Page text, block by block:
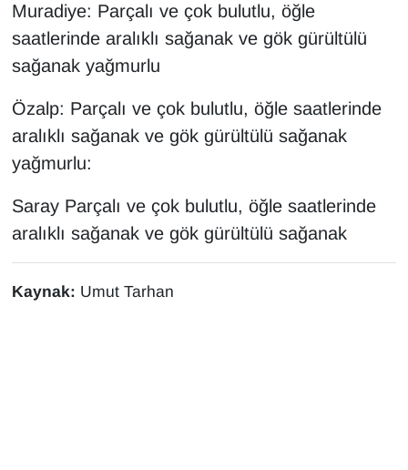
Muradiye: Parçalı ve çok bulutlu, öğle
saatlerinde aralıklı sağanak ve gök gürültülü
sağanak yağmurlu
Özalp: Parçalı ve çok bulutlu, öğle saatlerinde
aralıklı sağanak ve gök gürültülü sağanak
yağmurlu:
Saray Parçalı ve çok bulutlu, öğle saatlerinde
aralıklı sağanak ve gök gürültülü sağanak
Kaynak: Umut Tarhan
Turizm
Vasıta
YEREL